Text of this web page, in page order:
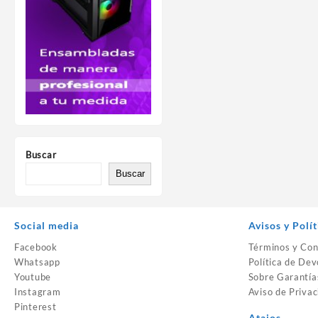
Buscar
Buscar
Social media
Facebook
Whatsapp
Youtube
Instagram
Pinterest
Avisos y
Términos y
Política de
Sobre
Aviso de